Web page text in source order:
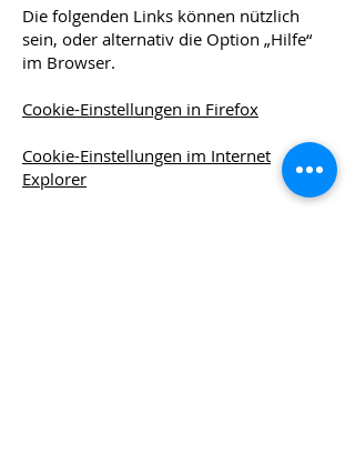
Die folgenden Links können nützlich
sein, oder alternativ die Option „Hilfe“
im Browser.
Cookie-Einstellungen in Firefox
Cookie-Einstellungen im Internet
Explorer